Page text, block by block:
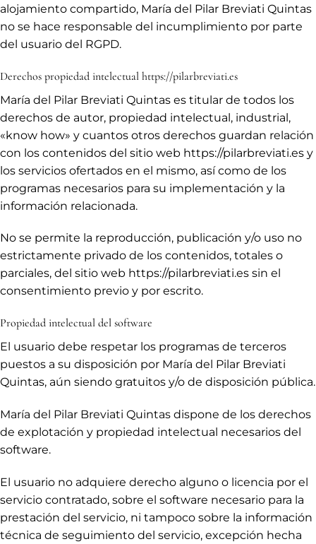
alojamiento compartido, María del Pilar Breviati Quintas
no se hace responsable del incumplimiento por parte
del usuario del RGPD.
Derechos propiedad intelectual https://pilarbreviati.es
María del Pilar Breviati Quintas es titular de todos los
derechos de autor, propiedad intelectual, industrial,
«know how» y cuantos otros derechos guardan relación
con los contenidos del sitio web https://pilarbreviati.es y
los servicios ofertados en el mismo, así como de los
programas necesarios para su implementación y la
información relacionada.
No se permite la reproducción, publicación y/o uso no
estrictamente privado de los contenidos, totales o
parciales, del sitio web https://pilarbreviati.es sin el
consentimiento previo y por escrito.
Propiedad intelectual del software
El usuario debe respetar los programas de terceros
puestos a su disposición por María del Pilar Breviati
Quintas, aún siendo gratuitos y/o de disposición pública.
María del Pilar Breviati Quintas dispone de los derechos
de explotación y propiedad intelectual necesarios del
software.
El usuario no adquiere derecho alguno o licencia por el
servicio contratado, sobre el software necesario para la
prestación del servicio, ni tampoco sobre la información
técnica de seguimiento del servicio, excepción hecha